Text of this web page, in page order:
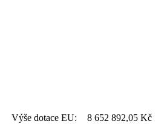
Výše dotace EU: 8 652 892,05 Kč